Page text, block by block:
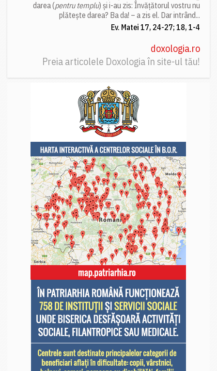
darea (pentru templu) și i-au zis: Învățătorul vostru nu
plătește darea? Ba da! – a zis el. Dar intrând...
Ev. Matei 17, 24-27; 18, 1-4
doxologia.ro
Preia articolele Doxologia în site-ul tău!